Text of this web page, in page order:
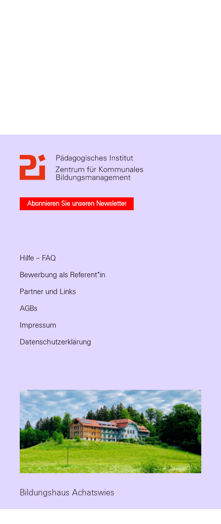
Abonnieren Sie unseren Newsletter
Hilfe – FAQ
Bewerbung als Referent*in
Partner und Links
AGBs
Impressum
Datenschutzerklärung
Bildungshaus Achatswies